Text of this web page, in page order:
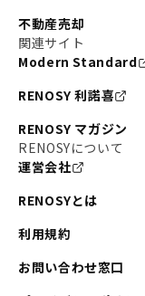
不動産売却
関連サイト
Modern Standard
RENOSY 利諾喜
RENOSY マガジン
RENOSYについて
運営会社
RENOSYとは
利用規約
お問い合わせ窓口